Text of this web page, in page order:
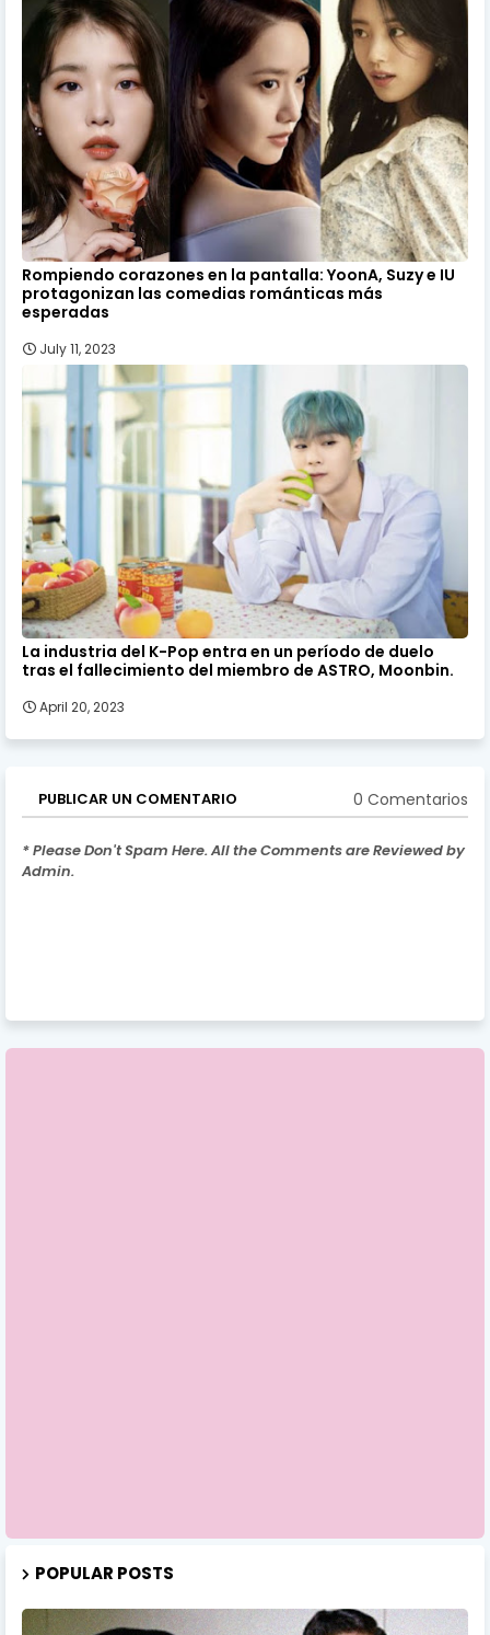
Rompiendo corazones en la pantalla: YoonA, Suzy e IU
protagonizan las comedias románticas más
esperadas
July 11, 2023
La industria del K-Pop entra en un período de duelo
tras el fallecimiento del miembro de ASTRO, Moonbin.
April 20, 2023
PUBLICAR UN COMENTARIO 0 Comentarios
* Please Don't Spam Here. All the Comments are Reviewed by
Admin.
POPULAR POSTS